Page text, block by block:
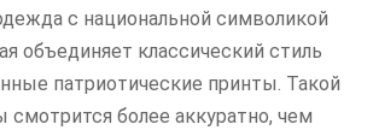
с национальной символикой
объединяет классический стиль
патриотические принты. Такой
более аккуратно, чем